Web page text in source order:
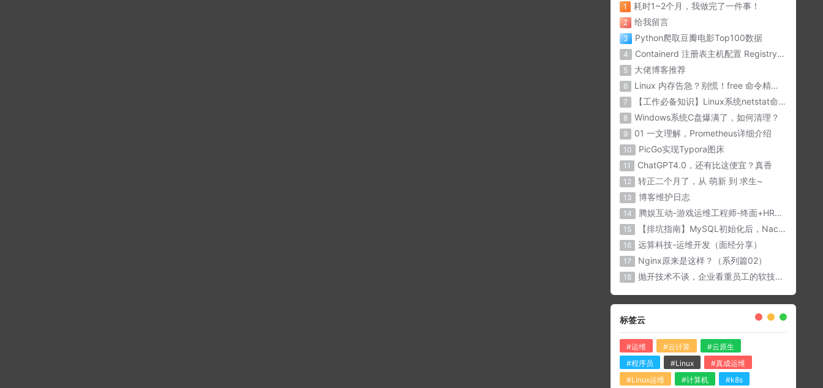
1 耗时1~2个月，我做完了一件事！
2 给我留言
3 Python爬取豆瓣电影Top100数据
4 Containerd 注册表主机配置 Registry Host
5 大佬博客推荐
6 Linux 内存告急？别慌！free 命令精准诊断内存问题
7 【工作必备知识】Linux系统netstat命令详解
8 Windows系统C盘爆满了，如何清理？
9 01 一文理解，Prometheus详细介绍
10 PicGo实现Typora图床
11 ChatGPT4.0，还有比这便宜？真香
12 转正二个月了，从 萌新 到 求生~
13 博客维护日志
14 腾娱互动-游戏运维工程师-终面+HR面（面经分享）
15 【排坑指南】MySQL初始化后，Nacos与微服务无法连接？？
16 远算科技-运维开发（面经分享）
17 Nginx原来是这样？（系列篇02）
18 抛开技术不谈，企业看重员工的软技能有那些？
标签云
#运维 #云计算
#云原生
#程序员
#Linux
#真成运维
#Linux运维
#计算机
#k8s